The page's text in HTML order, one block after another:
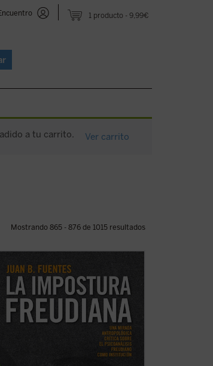
1 producto 9,99€
a tu carrito. Ver carrito
Mostrando 865 - 876 de 1015 resultados
En este libro se lleva a cabo una crítica
demoledora e implacable, como no se
había realizado hasta ahora, del
psicoanálisis freudiano considerado
como institución. Lo que esta institución
hubiera hecho es incidir en el estado de